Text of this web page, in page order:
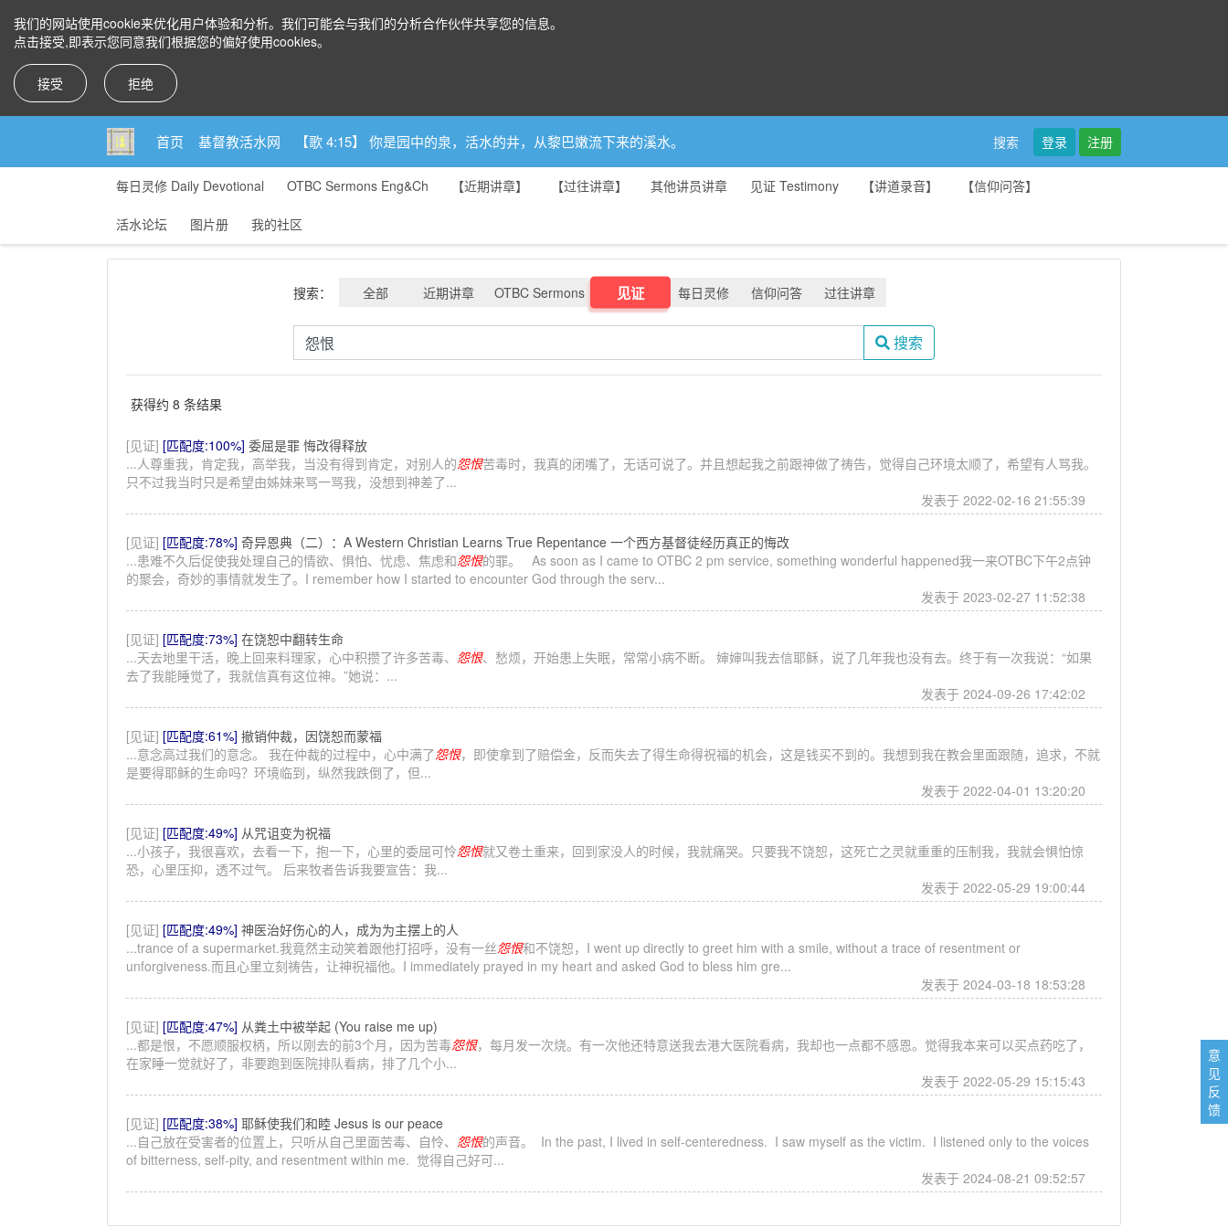
我们的网站使用cookie来优化用户体验和分析。我们可能会与我们的分析合作伙伴共享您的信息。
点击接受,即表示您同意我们根据您的偏好使用cookies。
接受 拒绝
首页 基督教活水网 【歌 4:15】 你是园中的泉，活水的井，从黎巴嫩流下来的溪水。 搜索 登录 注册
每日灵修 Daily Devotional OTBC Sermons Eng&Ch 【近期讲章】 【过往讲章】 其他讲员讲章 见证 Testimony 【讲道录音】 【信仰问答】
活水论坛 图片册 我的社区
搜索： 全部 近期讲章 OTBC Sermons 见证 每日灵修 信仰问答 过往讲章
搜索
获得约 8 条结果
[见证] [匹配度:100%] 委屈是罪 悔改得释放
...人尊重我，肯定我，高举我，当没有得到肯定，对别人的怨恨苦毒时，我真的闭嘴了，无话可说了。并且想起我之前跟神做了祷告，觉得自己环境太顺了，希望有人骂我。
只不过我当时只是希望由姊妹来骂一骂我，没想到神差了...
发表于 2022-02-16 21:55:39
[见证] [匹配度:78%] 奇异恩典（二）：A Western Christian Learns True Repentance 一个西方基督徒经历真正的悔改
...患难不久后促使我处理自己的情欲、惧怕、忧虑、焦虑和怨恨的罪。 As soon as I came to OTBC 2 pm service, something wonderful happened我一来OTBC下午2点钟
的聚会，奇妙的事情就发生了。I remember how I started to encounter God through the serv...
发表于 2023-02-27 11:52:38
[见证] [匹配度:73%] 在饶恕中翻转生命
...天去地里干活，晚上回来料理家，心中积攒了许多苦毒、 怨恨、愁烦，开始患上失眠，常常小病不断。 婶婶叫我去信耶稣，说了几年我也没有去。终于有一次我说：“如果
去了我能睡觉了，我就信真有这位神。”她说：...
发表于 2024-09-26 17:42:02
[见证] [匹配度:61%] 撤销仲裁，因饶恕而蒙福
...意念高过我们的意念。 我在仲裁的过程中，心中满了怨恨，即使拿到了赔偿金，反而失去了得生命得祝福的机会，这是钱买不到的。我想到我在教会里面跟随，追求，不就
是要得耶稣的生命吗？环境临到，纵然我跌倒了，但...
发表于 2022-04-01 13:20:20
[见证] [匹配度:49%] 从咒诅变为祝福
...小孩子，我很喜欢，去看一下，抱一下，心里的委屈可怜怨恨就又卷土重来，回到家没人的时候，我就痛哭。只要我不饶恕，这死亡之灵就重重的压制我，我就会惧怕惊
恐，心里压抑，透不过气。 后来牧者告诉我要宣告：我...
发表于 2022-05-29 19:00:44
[见证] [匹配度:49%] 神医治好伤心的人，成为为主摆上的人
...trance of a supermarket.我竟然主动笑着跟他打招呼，没有一丝怨恨和不饶恕，I went up directly to greet him with a smile, without a trace of resentment or
unforgiveness.而且心里立刻祷告，让神祝福他。I immediately prayed in my heart and asked God to bless him gre...
发表于 2024-03-18 18:53:28
[见证] [匹配度:47%] 从粪土中被举起 (You raise me up)
...都是恨，不愿顺服权柄，所以刚去的前3个月，因为苦毒怨恨，每月发一次烧。有一次他还特意送我去港大医院看病，我却也一点都不感恩。觉得我本来可以买点药吃了，
在家睡一觉就好了，非要跑到医院排队看病，排了几个小...
发表于 2022-05-29 15:15:43
[见证] [匹配度:38%] 耶稣使我们和睦 Jesus is our peace
...自己放在受害者的位置上，只听从自己里面苦毒、自怜、 怨恨的声音。 In the past, I lived in self-centeredness. I saw myself as the victim. I listened only to the voices
of bitterness, self-pity, and resentment within me. 觉得自己好可...
发表于 2024-08-21 09:52:57
意
见
反
馈